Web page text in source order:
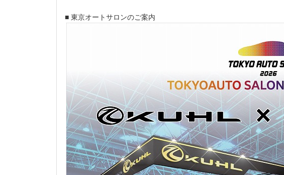
■ 東京オートサロンのご案内